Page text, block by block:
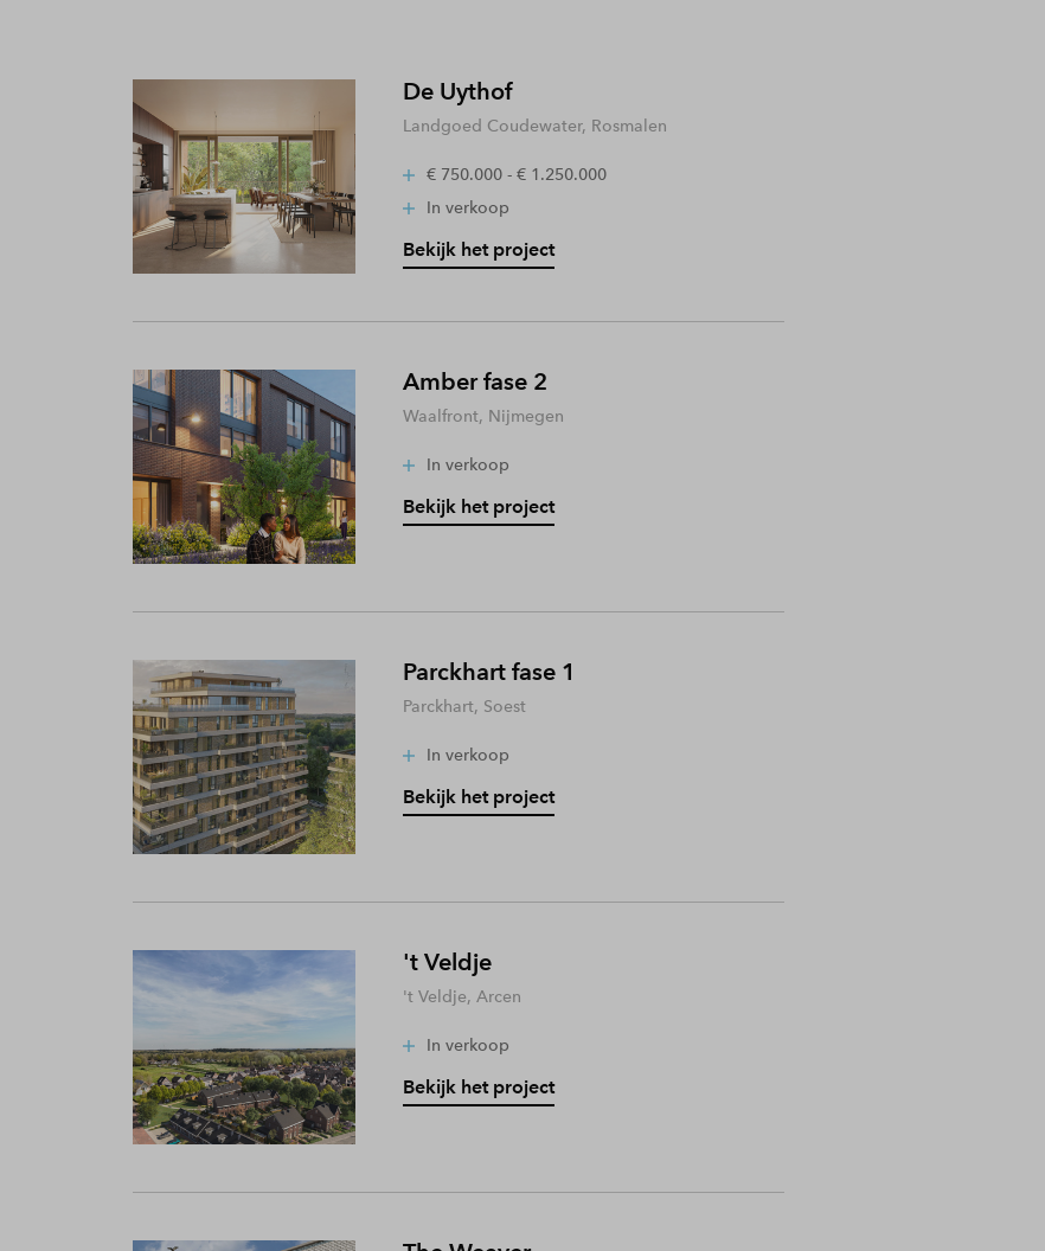
De Uythof
Landgoed Coudewater, Rosmalen
€ 750.000 - € 1.250.000
In verkoop
Bekijk het project
Amber fase 2
Waalfront, Nijmegen
In verkoop
Bekijk het project
Parckhart fase 1
Parckhart, Soest
In verkoop
Bekijk het project
't Veldje
't Veldje, Arcen
In verkoop
Bekijk het project